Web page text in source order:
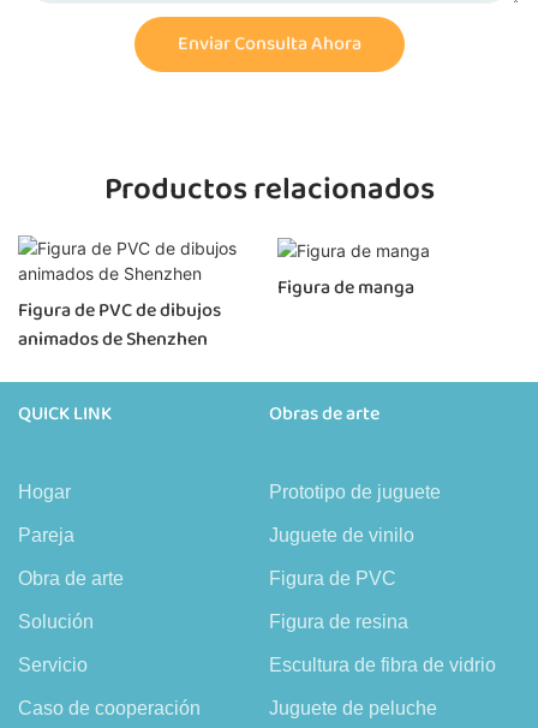
Enviar Consulta Ahora
Productos relacionados
Figura de PVC de dibujos
animados de Shenzhen
Figura de manga
QUICK LINK
Hogar
Pareja
Obra de arte
Solución
Servicio
Caso de cooperación
Obras de arte
Prototipo de juguete
Juguete de vinilo
Figura de PVC
Figura de resina
Escultura de fibra de vidrio
Juguete de peluche